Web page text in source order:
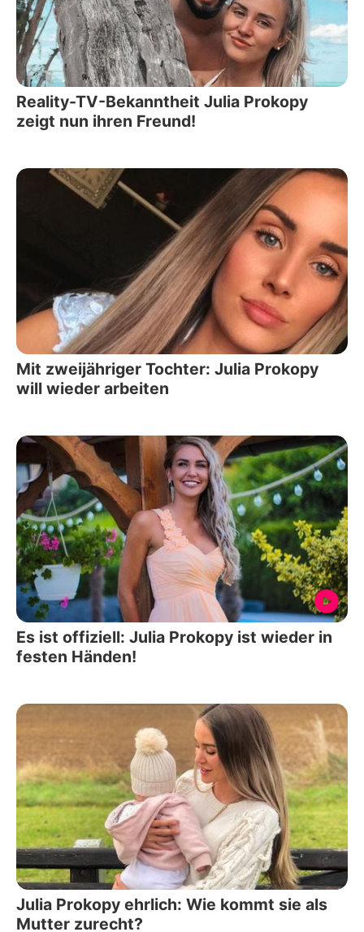
Reality-TV-Bekanntheit Julia Prokopy
zeigt nun ihren Freund!
Mit zweijähriger Tochter: Julia Prokopy
will wieder arbeiten
Es ist offiziell: Julia Prokopy ist wieder in
festen Händen!
Julia Prokopy ehrlich: Wie kommt sie als
Mutter zurecht?